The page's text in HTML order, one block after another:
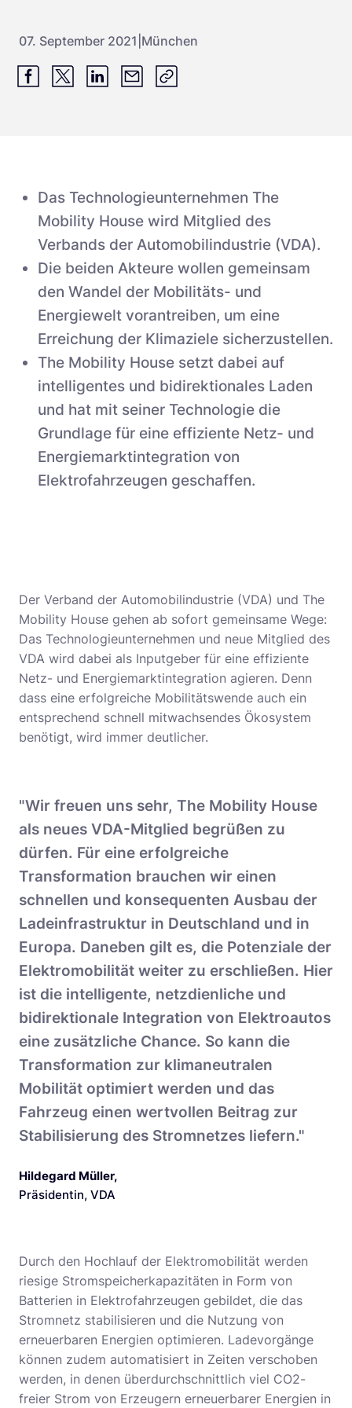
07. September 2021 München
Das Technologieunternehmen The
Mobility House wird Mitglied des
Verbands der Automobilindustrie (VDA).
Die beiden Akteure wollen gemeinsam
den Wandel der Mobilitäts- und
Energiewelt vorantreiben, um eine
Erreichung der Klimaziele sicherzustellen.
The Mobility House setzt dabei auf
intelligentes und bidirektionales Laden
und hat mit seiner Technologie die
Grundlage für eine effiziente Netz- und
Energiemarktintegration von
Elektrofahrzeugen geschaffen.
Der Verband der Automobilindustrie (VDA) und The
Mobility House gehen ab sofort gemeinsame Wege:
Das Technologieunternehmen und neue Mitglied des
VDA wird dabei als Inputgeber für eine effiziente
Netz- und Energiemarktintegration agieren. Denn
dass eine erfolgreiche Mobilitätswende auch ein
entsprechend schnell mitwachsendes Ökosystem
benötigt, wird immer deutlicher.
"Wir freuen uns sehr, The Mobility House
als neues VDA-Mitglied begrüßen zu
dürfen. Für eine erfolgreiche
Transformation brauchen wir einen
schnellen und konsequenten Ausbau der
Ladeinfrastruktur in Deutschland und in
Europa. Daneben gilt es, die Potenziale der
Elektromobilität weiter zu erschließen. Hier
ist die intelligente, netzdienliche und
bidirektionale Integration von Elektroautos
eine zusätzliche Chance. So kann die
Transformation zur klimaneutralen
Mobilität optimiert werden und das
Fahrzeug einen wertvollen Beitrag zur
Stabilisierung des Stromnetzes liefern."
Hildegard Müller,
Präsidentin, VDA
Durch den Hochlauf der Elektromobilität werden
riesige Stromspeicherkapazitäten in Form von
Batterien in Elektrofahrzeugen gebildet, die das
Stromnetz stabilisieren und die Nutzung von
erneuerbaren Energien optimieren. Ladevorgänge
können zudem automatisiert in Zeiten verschoben
werden, in denen überdurchschnittlich viel CO2-
freier Strom von Erzeugern erneuerbarer Energien in